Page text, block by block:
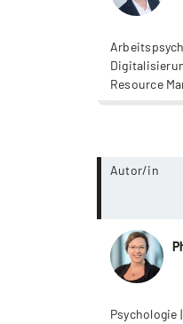
Resource
Autor/in
Psychologie |